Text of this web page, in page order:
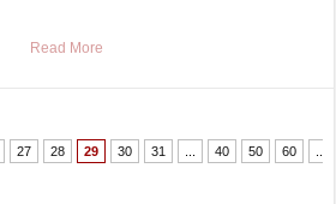
Read More
27 28 29 30 31 40 50 60